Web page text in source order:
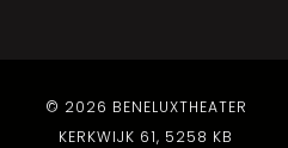
© 2026 BENELUXTHEATER
KERKWIJK 61, 5258 KB